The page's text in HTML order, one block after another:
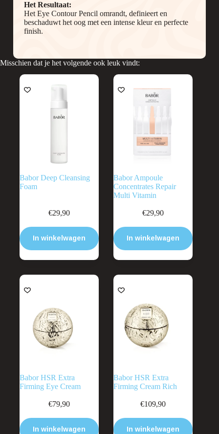
Het Resultaat:
Het Eye Contour Pencil omrandt, definieert en
beschaduwt het oog met een intense kleur en perfecte
finish.
Misschien dat je het volgende ook leuk vindt:
Babor Deep Cleansing
Foam
€29,90
In winkelwagen
Babor Ampoule
Concentrates Repair
Multi Vitamin
€29,90
In winkelwagen
Babor HSR Extra
Firming Eye Cream
€79,90
In winkelwagen
Babor HSR Extra
Firming Cream Rich
€109,90
In winkelwagen